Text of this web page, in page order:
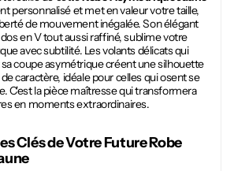
personnalisé et met en valeur votre taille,
de mouvement inégalée. Son élégant
en V tout aussi raffiné, sublime votre
avec subtilité. Les volants délicats qui
coupe asymétrique créent une silhouette
caractère, idéale pour celles qui osent se
C'est la pièce maîtresse qui transformera
en moments extraordinaires.
Clés de Votre FutureRobe